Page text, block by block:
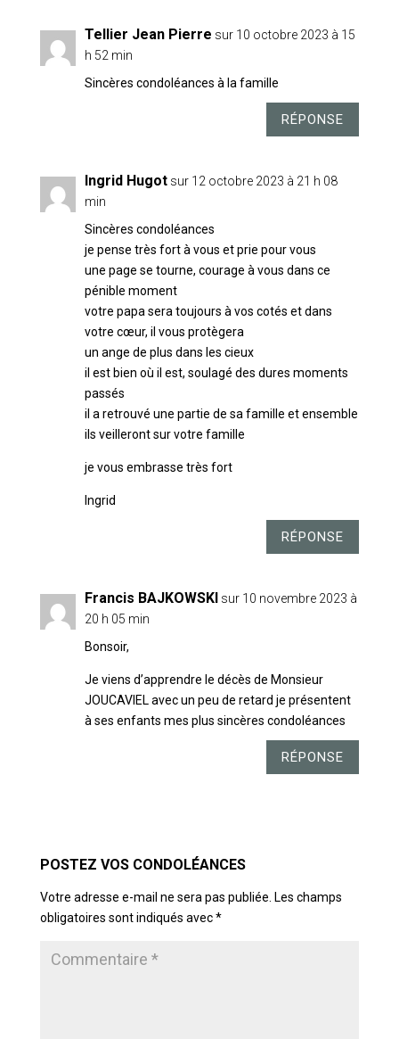
Tellier Jean Pierre sur 10 octobre 2023 à 15
h 52 min
Sincères condoléances à la famille
RÉPONSE
Ingrid Hugot sur 12 octobre 2023 à 21 h 08
min
Sincères condoléances
je pense très fort à vous et prie pour vous
une page se tourne, courage à vous dans ce
pénible moment
votre papa sera toujours à vos cotés et dans
votre cœur, il vous protègera
un ange de plus dans les cieux
il est bien où il est, soulagé des dures moments
passés
il a retrouvé une partie de sa famille et ensemble
ils veilleront sur votre famille
je vous embrasse très fort
Ingrid
RÉPONSE
Francis BAJKOWSKI sur 10 novembre 2023 à
20 h 05 min
Bonsoir,
Je viens d’apprendre le décès de Monsieur
JOUCAVIEL avec un peu de retard je présentent
à ses enfants mes plus sincères condoléances
RÉPONSE
Votre adresse e-mail ne sera pas publiée. Les champs
obligatoires sont indiqués avec*